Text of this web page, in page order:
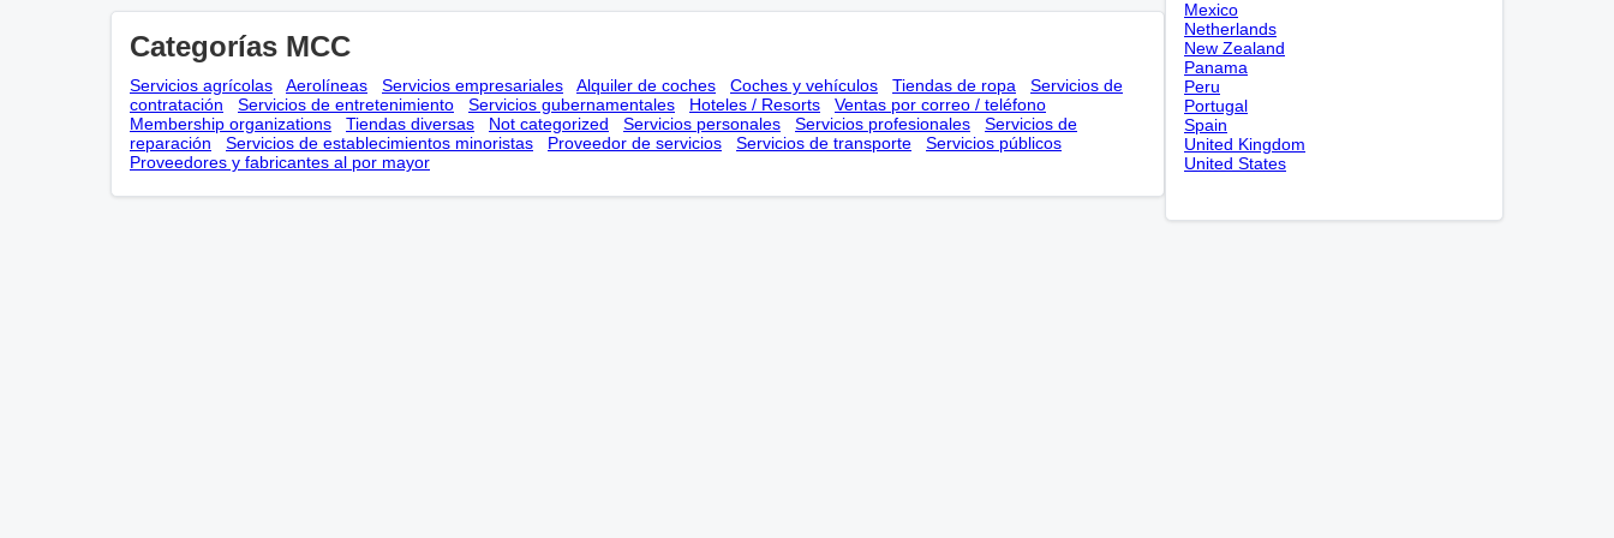
Categorías MCC
Servicios agrícolas Aerolíneas Servicios empresariales Alquiler de coches Coches y vehículos Tiendas de ropa
Servicios de
contratación
Servicios de entretenimiento Servicios gubernamentales Hoteles / Resorts
Ventas por correo / teléfono
Membership оrganizations
Tiendas diversas Not categorized Servicios personales Servicios profesionales
Servicios de
reparación
Servicios de establecimientos minoristas Proveedor de servicios Servicios de transporte
Servicios públicos
Proveedores y fabricantes al por mayor
Mexico
Netherlands
New Zealand
Panama
Peru
Portugal
Spain
United Kingdom
United States